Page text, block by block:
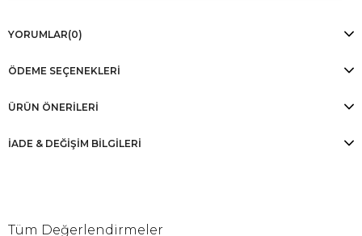
YORUMLAR(0)
ÖDEME SEÇENEKLERI
ÜRÜN ÖNERILERI
İADE & DEĞİŞİM BİLGİLERİ
Tüm Değerlendirmeler